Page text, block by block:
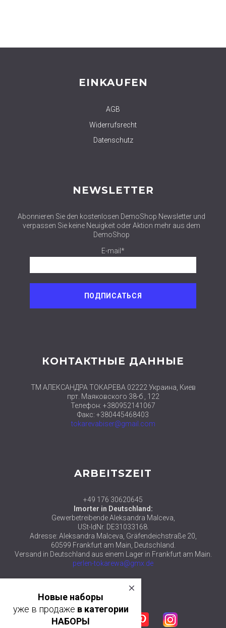
EINKAUFEN
AGB
Widerrufsrecht
Datenschutz
NEWSLETTER
Abonnieren Sie den kostenlosen DemoShop Newsletter und
verpassen Sie keine Neuigkeit oder Aktion mehr aus dem
DemoShop
E-mail*
КОНТАКТНЫЕ ДАННЫЕ
ТМ АЛЕКСАНДРА ТОКАРЕВА 02222 Украина, Киев
прт. Маяковского 38-б , 122
Телефон: +380952141067
Факс: +380445468403
tokarevabiser@gmail.com
ARBEITSZEIT
+49 176 30620645
Imorter in Deutschland:
Gewerbetreibende Aleksandra Malceva,
USt-IdNr. DE31033168.
Adresse: Aleksandra Malceva, Gräfendeichstraße 20,
60599 Frankfurt am Main, Deutschland.
Versand in Deutschland aus einem Lager in Frankfurt am Main.
perlen-tokarewa@gmx.de
Facebook Twitter Google plus Pinterest Instagram
Новые наборы
уже в продаже в категории
НАБОРЫ
close